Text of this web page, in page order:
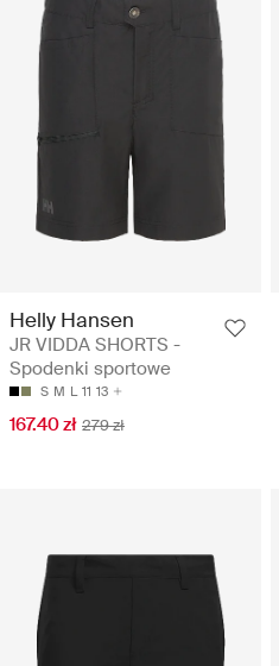
Helly Hansen
JR VIDDA SHORTS -
Spodenki sportowe
S M L 11 13
167.40 zł 279 zł